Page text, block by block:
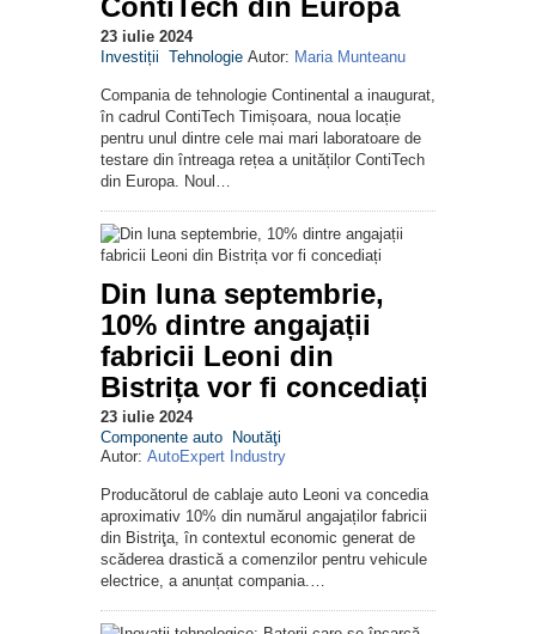
23 iulie 2024
Investiții Tehnologie Autor: Maria Munteanu
Compania de tehnologie Continental a inaugurat,
în cadrul ContiTech Timișoara, noua locație
pentru unul dintre cele mai mari laboratoare de
testare din întreaga rețea a unităților ContiTech
din Europa. Noul…
Din luna septembrie,
10% dintre angajații
fabricii Leoni din
Bistrița vor fi concediați
23 iulie 2024
Componente auto Noutăţi
Autor: AutoExpert Industry
Producătorul de cablaje auto Leoni va concedia
aproximativ 10% din numărul angajaților fabricii
din Bistriţa, în contextul economic generat de
scăderea drastică a comenzilor pentru vehicule
electrice, a anunțat compania.…